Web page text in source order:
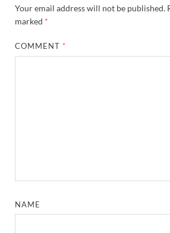
Your email address will not be published.
marked *
COMMENT *
NAME